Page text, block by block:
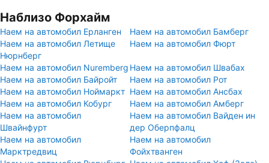
Наблизо Форхайм
Наем на автомобил Ерланген
Наем на автомобил Бамберг
Наем на автомобил Летище
Нюрнберг
Наем на автомобил Фюрт
Наем на автомобил Nuremberg Наем на автомобил Швабах
Наем на автомобил Байройт
Наем на автомобил Рот
Наем на автомобил Ноймаркт Наем на автомобил Ансбах
Наем на автомобил Кобург
Наем на автомобил Амберг
Наем на автомобил
Швайнфурт
Наем на автомобил Вайден ин
дер Оберпфалц
Наем на автомобил
Марктредвиц
Наем на автомобил
Фойхтванген